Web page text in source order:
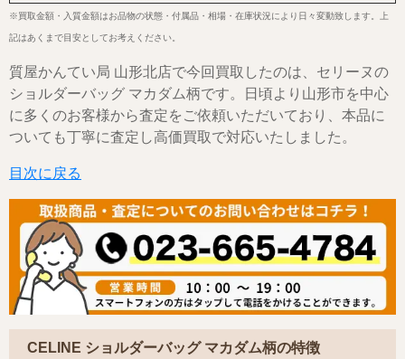
※買取金額・入質金額はお品物の状態・付属品・相場・在庫状況により日々変動致します。上
記はあくまで目安としてお考えください。
質屋かんてい局 山形北店で今回買取したのは、セリーヌの
ショルダーバッグ マカダム柄です。日頃より山形市を中心
に多くのお客様から査定をご依頼いただいており、本品に
ついても丁寧に査定し高価買取で対応いたしました。
目次に戻る
CELINE ショルダーバッグ マカダム柄の特徴